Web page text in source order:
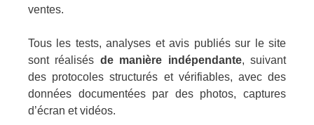
ventes.
Tous les tests, analyses et avis publiés sur le site
sont réalisés de manière indépendante, suivant
des protocoles structurés et vérifiables, avec des
données documentées par des photos, captures
d’écran et vidéos.